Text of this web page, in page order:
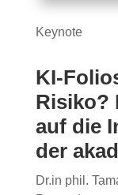
Keynote
KI-
Risiko?
auf die
der
Dr.in phil.